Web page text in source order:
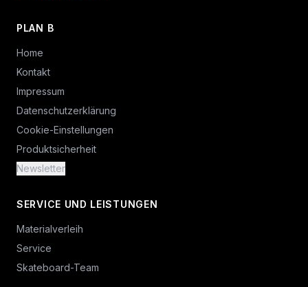
PLAN B
Home
Kontakt
Impressum
Datenschutzerklärung
Cookie-Einstellungen
Produktsicherheit
Newsletter
SERVICE UND LEISTUNGEN
Materialverleih
Service
Skateboard-Team